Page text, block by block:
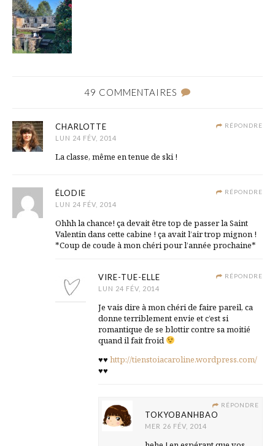
49 COMMENTAIRES
RÉPONDRE
CHARLOTTE
LUN 24 FÉV, 2014
La classe, même en tenue de ski !
RÉPONDRE
ÉLODIE
LUN 24 FÉV, 2014
Ohhh la chance! ça devait être top de passer la Saint
Valentin dans cette cabine ! ça avait l’air trop mignon !
*Coup de coude à mon chéri pour l’année prochaine*
RÉPONDRE
VIRE-TUE-ELLE
LUN 24 FÉV, 2014
Je vais dire à mon chéri de faire pareil, ca
donne terriblement envie et c’est si
romantique de se blottir contre sa moitié
quand il fait froid
♥♥ http://tienstoiacaroline.wordpress.com/
♥♥
RÉPONDRE
TOKYOBANHBAO
MER 26 FÉV, 2014